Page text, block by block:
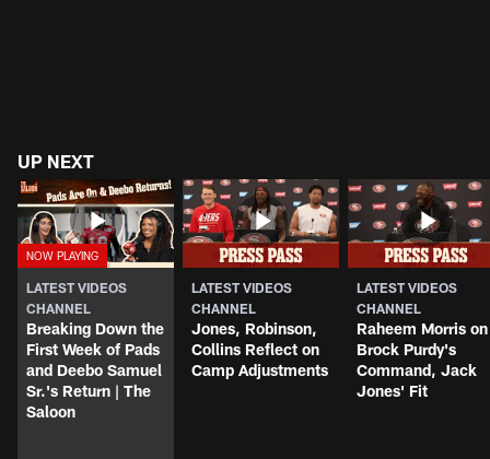
UP NEXT
LATEST VIDEOS
CHANNEL
Breaking Down the
First Week of Pads
and Deebo Samuel
Sr.'s Return | The
Saloon
LATEST VIDEOS
CHANNEL
Jones, Robinson,
Collins Reflect on
Camp Adjustments
LATEST VIDEOS
CHANNEL
Raheem Morris on
Brock Purdy's
Command, Jack
Jones' Fit